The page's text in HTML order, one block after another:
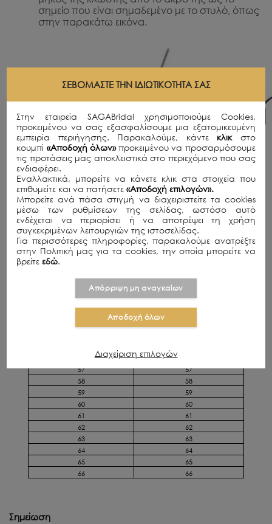
σημείο που είναι σημαδεμένο με το στυλό, όπως
στην παρακάτω εικόνα.
Αντιστοιχίστε τα χιλιοστά (mm) που βρήκατε με
τον παρακάτω πίνακα.
Διάμετρος Δαχτυλιδιού σε mm
Μέγεθος Δαχτυλιδιού (Ευρωπη)
44
44
45
45
46
46
47
47
49
49
51
51
57
57
58
58
59
59
60
60
61
61
62
62
63
63
64
64
65
65
66
66
Σημείωση
ΣΕΒΌΜΑΣΤΕ ΤΗΝ ΙΔΙΩΤΙΚΌΤΗΤΆ ΣΑΣ
Στην εταιρεία SAGABridal χρησιμοποιούμε Cookies,
προκειμένου να σας εξασφαλίσουμε μια εξατομικευμένη
εμπειρία περιήγησης. Παρακαλούμε, κάντε κλικ στο
κουμπί «Αποδοχή όλων»προκειμένου να προσαρμόσουμε
τις προτάσεις μας αποκλειστικά στο περιεχόμενο που σας
ενδιαφέρει.
Εναλλακτικά, μπορείτε να κάνετε κλικ στα στοιχεία που
επιθυμείτε και να πατήσετε«Αποδοχή επιλογών».
Μπορείτε ανά πάσα στιγμή να διαχειριστείτε τα cookies
μέσω των ρυθμίσεων της σελίδας, ωστόσο αυτό
ενδέχεται να περιορίσει ή να αποτρέψει τη χρήση
συγκεκριμένων λειτουργιών της ιστοσελίδας.
Για περισσότερες πληροφορίες, παρακαλούμε ανατρέξτε
στην Πολιτική μας για τα cookies, την οποία μπορείτε να
βρείτεεδώ.
Απόρριψη μη αναγκαίων
Αποδοχή όλων
Διαχείριση επιλογών